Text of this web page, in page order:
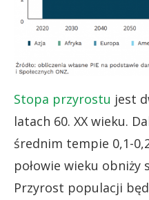
Stopa przyrostu jest
latach 60. XX wieku.
średnim tempie 0,1-
połowie wieku obniży
Przyrost populacji